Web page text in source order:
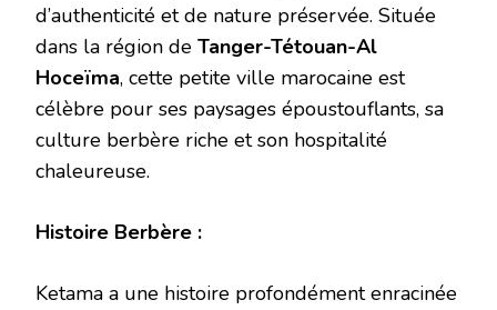
d’authenticité et de nature préservée. Située
dans la région de Tanger-Tétouan-Al
Hoceïma, cette petite ville marocaine est
célèbre pour ses paysages époustouflants, sa
culture berbère riche et son hospitalité
chaleureuse.
Histoire Berbère :
Ketama a une histoire profondément enracinée